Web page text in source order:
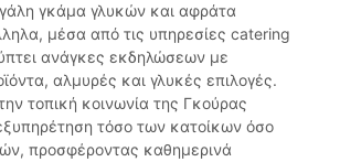
γκάμα γλυκών και αφράτα
μέσα από τις υπηρεσίες catering
ανάγκες εκδηλώσεων με
αλμυρές και γλυκές επιλογές.
τοπική κοινωνία της Γκούρας
τόσο των κατοίκων όσο
προσφέροντας καθημερινά